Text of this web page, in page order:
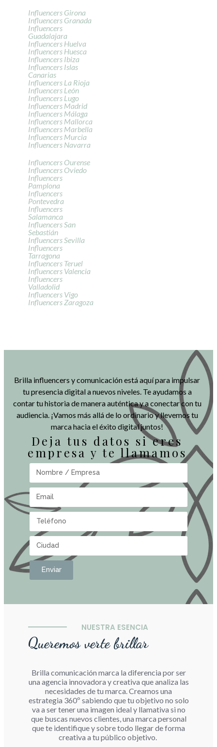
Influencers Girona
Influencers Granada
Influencers
Guadalajara
Influencers Huelva
Influencers Huesca
Influencers Ibiza
Influencers Islas
Canarias
Influencers La Rioja
Influencers León
Influencers Lugo
Influencers Madrid
Influencers Málaga
Influencers Mallorca
Influencers Marbella
Influencers Murcia
Influencers Navarra
Influencers Ourense
Influencers Oviedo
Influencers
Pamplona
Influencers
Pontevedra
Influencers
Salamanca
Influencers San
Sebastián
Influencers Sevilla
Influencers
Tarragona
Influencers Teruel
Influencers Valencia
Influencers
Valladolid
Influencers Vigo
Influencers Zaragoza
Brilla influencers y comunicación está aquí para impulsar
tu presencia digital a nuevos niveles. Te ayudamos a
contar tu historia de manera auténtica y a conectar con tu
audiencia. ¡Vamos más allá de lo ordinario y llevemos tu
marca hacia el éxito digital juntos!
Deja tus datos si eres
empresa y te llamamos
Enviar
NUESTRA ESENCIA
Queremos verte brillar
Brilla comunicación marca la diferencia por ser
una agencia innovadora y creativa que analiza las
necesidades de tu marca. Creamos una
estrategia 360º sabiendo que tu objetivo no solo
va a ser tener una imagen ideal y llamativa si no
que buscas nuevos clientes, una marca personal
que te identifique y sobre todo llegar de forma
creativa a tu público objetivo.